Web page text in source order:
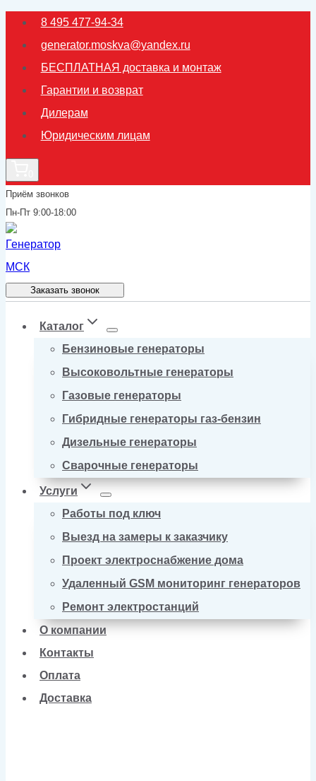
Перейти
содержимому
8 495 477-94-34
generator.moskva@yandex.ru
БЕСПЛАТНАЯ доставка и монтаж
Гарантии и возврат
Дилерам
Юридическим лицам
Приём звонков
Пн-Пт 9:00-18:00
Заказать звонок
Каталог
Бензиновые генераторы
Высоковольтные генераторы
Газовые генераторы
Гибридные генераторы газ-бензин
Дизельные генераторы
Сварочные генераторы
Услуги
Работы под ключ
Выезд на замеры к заказчику
Проект электроснабжение дома
Удаленный GSM мониторинг генераторов
Ремонт электростанций
О компании
Контакты
Оплата
Доставка